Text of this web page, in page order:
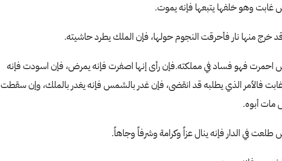
وهو خلفها يتبعها فإنه يموت.
منها نار فأحرقت النجوم حولها، فإن الملك يطرد حاشيته.
فهو فساد في مملكته.فإن رأى إنها اصفرت فإنه يمرض، فإن اسودت فإنه
فالأمر الذي يطلبه قد انقضى، فإن غدر بالشمس فإنه يغدر بالملك، وإن سقطت
أبوه.
في الدار فإنه ينال عزاً وكرامة وشرفاً وجاهاً.